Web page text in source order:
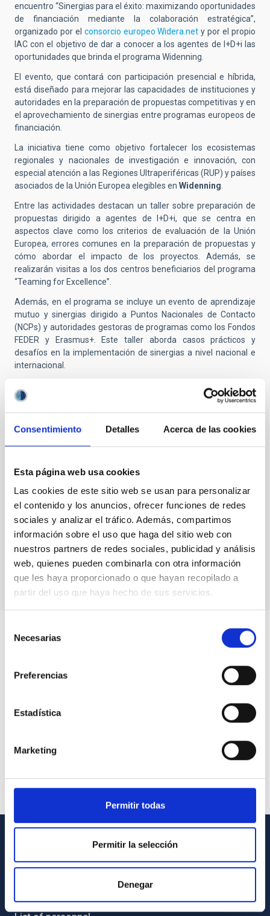
Consentimiento Detalles Acerca de las cookies
Esta página web usa cookies
Las cookies de este sitio web se usan para personalizar
el contenido y los anuncios, ofrecer funciones de redes
sociales y analizar el tráfico. Además, compartimos
información sobre el uso que haga del sitio web con
nuestros partners de redes sociales, publicidad y análisis
web, quienes pueden combinarla con otra información
que les haya proporcionado o que hayan recopilado a
partir del uso que haya hecho de sus servicios.
Necesarias
Preferencias
Estadística
Marketing
Permitir todas
Permitir la selección
Denegar
encuentro “Sinergias para el éxito: maximizando oportunidades
de financiación mediante la colaboración estratégica”,
organizado por el consorcio europeo Widera.net y por el propio
IAC con el objetivo de dar a conocer a los agentes de I+D+i las
oportunidades que brinda el programa Widenning.
El evento, que contará con participación presencial e híbrida,
está diseñado para mejorar las capacidades de instituciones y
autoridades en la preparación de propuestas competitivas y en
el aprovechamiento de sinergias entre programas europeos de
financiación.
La iniciativa tiene como objetivo fortalecer los ecosistemas
regionales y nacionales de investigación e innovación, con
especial atención a las Regiones Ultraperiféricas (RUP) y países
asociados de la Unión Europea elegibles en Widenning
Entre las actividades destacan un taller sobre preparación de
propuestas dirigido a agentes de I+D+i, que se centra en
aspectos clave como los criterios de evaluación de la Unión
Europea, errores comunes en la preparación de propuestas y
cómo abordar el impacto de los proyectos. Además, se
realizarán visitas a los dos centros beneficiarios del programa
“Teaming for Excellence”.
Además, en el programa se incluye un evento de aprendizaje
mutuo y sinergias dirigido a Puntos Nacionales de Contacto
(NCPs) y autoridades gestoras de programas como los Fondos
FEDER y Erasmus+. Este taller aborda casos prácticos y
desafíos en la implementación de sinergias a nivel nacional e
internacional.
y gestores compartan experiencias, fortalezcan redes de
colaboración y aumenten el éxito en la obtención de
GENERAL INFORMATION